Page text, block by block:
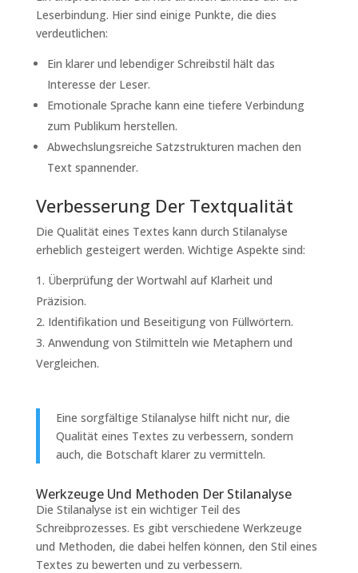
Leserbindung. Hier sind einige Punkte, die dies
verdeutlichen:
Ein klarer und lebendiger Schreibstil hält das
Interesse der Leser.
Emotionale Sprache kann eine tiefere Verbindung
zum Publikum herstellen.
Abwechslungsreiche Satzstrukturen machen den
Text spannender.
Verbesserung Der Textqualität
Die Qualität eines Textes kann durch Stilanalyse
erheblich gesteigert werden. Wichtige Aspekte sind:
Überprüfung der Wortwahl auf Klarheit und
Präzision.
Identifikation und Beseitigung von Füllwörtern.
Anwendung von Stilmitteln wie Metaphern und
Vergleichen.
Eine sorgfältige Stilanalyse hilft nicht nur, die
Qualität eines Textes zu verbessern, sondern
auch, die Botschaft klarer zu vermitteln.
Werkzeuge Und Methoden Der Stilanalyse
Die Stilanalyse ist ein wichtiger Teil des
Schreibprozesses. Es gibt verschiedene Werkzeuge
und Methoden, die dabei helfen können, den Stil eines
Textes zu bewerten und zu verbessern.